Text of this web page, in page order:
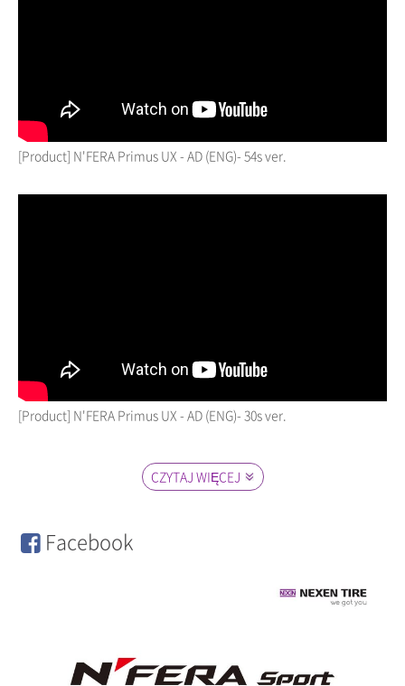
[Product] N'FERA Primus UX - AD (ENG)- 54s ver.
[Product] N'FERA Primus UX - AD (ENG)- 30s ver.
CZYTAJ WIĘCEJ
Facebook